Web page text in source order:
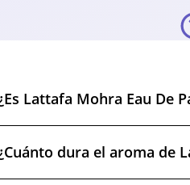
Lattafa Mohra Eau De
dura el aroma de